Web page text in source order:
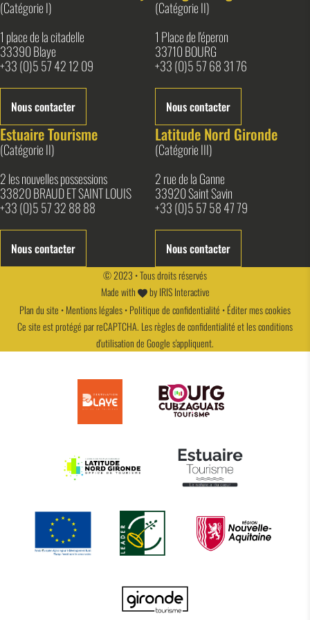
(Catégorie I)
1 place de la citadelle
33390 Blaye
+33 (0)5 57 42 12 09
Nous contacter
(Catégorie II)
1 Place de l'éperon
33710 BOURG
+33 (0)5 57 68 31 76
Nous contacter
Estuaire Tourisme
(Catégorie II)
2 les nouvelles possessions
33820 BRAUD ET SAINT LOUIS
+33 (0)5 57 32 88 88
Nous contacter
Latitude Nord Gironde
(Catégorie III)
2 rue de la Ganne
33920 Saint Savin
+33 (0)5 57 58 47 79
Nous contacter
© 2023 • Tous droits réservés
Made with
byIRIS Interactive
Plan du site •Mentions légales•Politique de confidentialité •Éditer mes cookies
Ce site est protégé par reCAPTCHA. Lesrègles de confidentialitéet lesconditions
d'utilisationde Google s'appliquent.